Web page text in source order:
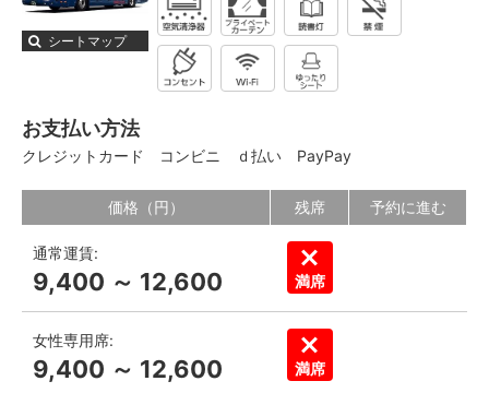
シートマップ
お支払い方法
クレジットカード コンビニ ｄ払い PayPay
価格（円） 残席 予約に進む
通常運賃:
9,400 ～ 12,600 満席
女性専用席:
9,400 ～ 12,600 満席